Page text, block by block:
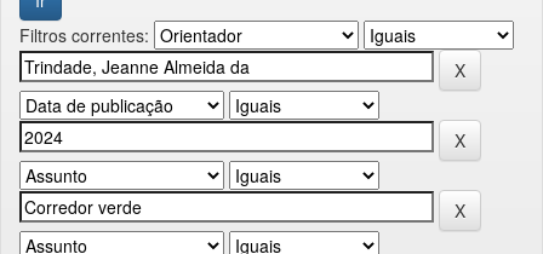
Filtros correntes: